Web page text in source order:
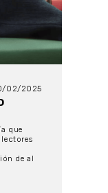
02/2025
que
de al